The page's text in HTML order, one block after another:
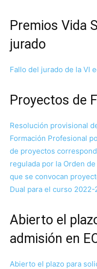
Premios Vida
jurado
Fallo del jurado de la VI
Proyectos de
Resolución provisional
Formación Profesional
de proyectos
regulada por la Orden
que se convocan
Dual para el curso 2022-
Abierto el
admisión en
Abierto el plazo para